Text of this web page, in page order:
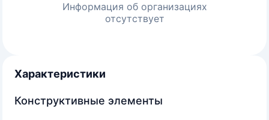
Информация об организациях
отсутствует
Характеристики
Конструктивные элементы